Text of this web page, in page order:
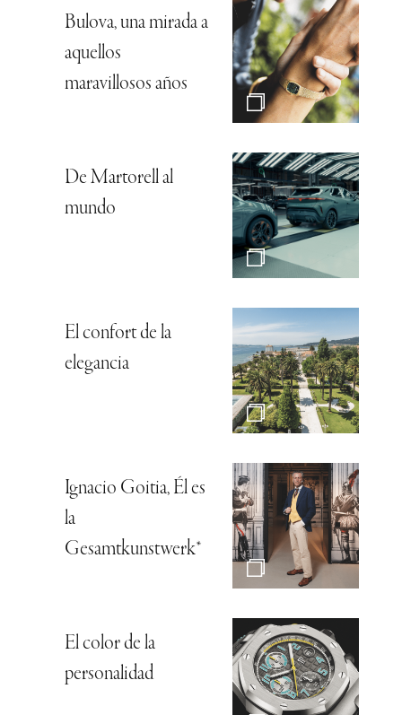
Bulova, una mirada a
aquellos
maravillosos años
De Martorell al
mundo
El confort de la
elegancia
Ignacio Goitia, Él es
la
Gesamtkunstwerk*
El color de la
personalidad